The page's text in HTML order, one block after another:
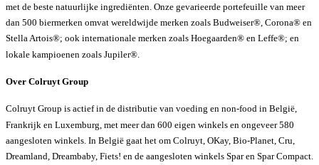
met de beste natuurlijke ingrediënten. Onze gevarieerde portefeuille van meer
dan 500 biermerken omvat wereldwijde merken zoals Budweiser®, Corona® en
Stella Artois®; ook internationale merken zoals Hoegaarden® en Leffe®; en
lokale kampioenen zoals Jupiler®. ​ ​ ​
Over Colruyt Group
Colruyt Group is actief in de distributie van voeding en non-food in België,
Frankrijk en Luxemburg, met meer dan 600 eigen winkels en ongeveer 580
aangesloten winkels. In België gaat het om Colruyt, OKay, Bio-Planet, Cru,
Dreamland, Dreambaby, Fiets! en de aangesloten winkels Spar en Spar Compact.